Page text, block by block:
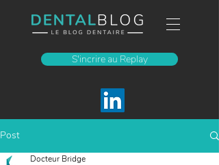
S'incrire au Replay
Post
Docteur Bridge